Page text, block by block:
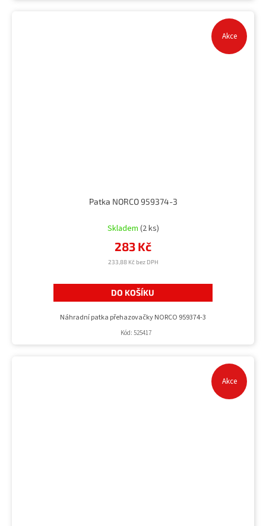
Akce
Patka NORCO 959374-3
hodnocení
je
5,0
5
hvězdiček.
Skladem (2 ks)
233,88 Kč bez DPH
283 Kč
DO KOŠÍKU
Náhradní patka přehazovačky NORCO 959374-3
Kód: 525417
Akce